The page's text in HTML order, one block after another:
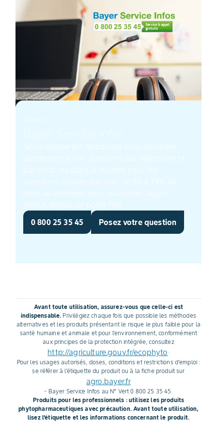
Bayer Service Infos
Notre équipe est disponible pour répondre
rapidement à vos questions par téléphone et
par tchat, ou dans la journée pour les
questions posées par mail, de 8h à 19h, du
lundi au vendredi, jours ouvrables. Appel
gratuit depuis un poste fixe.
0 800 25 35 45
Posez votre question
Avant toute utilisation, assurez-vous que celle-ci est
indispensable. Privilégiez chaque fois que possible les méthodes
alternatives et les produits présentant le risque le plus faible pour la
santé humaine et animale et pour l'environnement, conformément
aux principes de la protection intégrée, consultez
http://agriculture.gouv.fr/ecophyto .
Pour les usages autorisés, doses, conditions et restrictions d'emploi :
se référer à l'étiquette du produit ou à la fiche produit sur
agro.bayer.fr
- Bayer Service Infos au N° Vert 0 800 25 35 45.
Produits pour les professionnels : utilisez les produits
phytopharmaceutiques avec précaution. Avant toute utilisation,
lisez l'étiquette et les informations concernant le produit.